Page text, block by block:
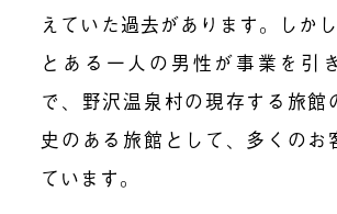
えていた過去があります。しか
とある一人の男性が事業を引
で、野沢温泉村の現存する旅館
史のある旅館として、多くのお
ています。